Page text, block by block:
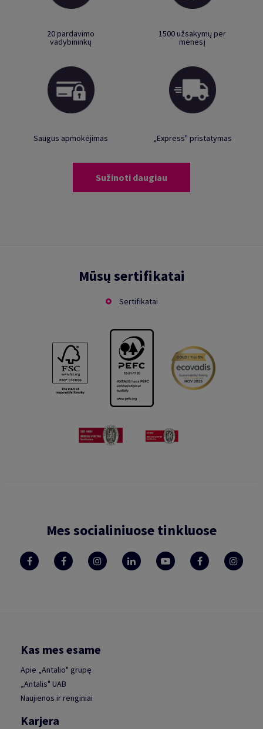
20 pardavimo
vadybininkų
1500 užsakymų per
mėnesį
Saugus apmokėjimas „Express" pristatymas
Sužinoti daugiau
Mūsų sertifikatai
Sertifikatai
Mes socialiniuose tinkluose
Kas mes esame
Apie „Antalio" grupę
„Antalis" UAB
Naujienos ir renginiai
Karjera